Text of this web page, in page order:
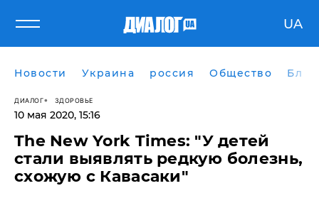
UA
Новости Украина россия Общество
ДИАЛОГ ЗДОРОВЬЕ
10 мая 2020, 15:16
The New York Times: "У детей
стали выявлять редкую болезнь,
схожую с Кавасаки"